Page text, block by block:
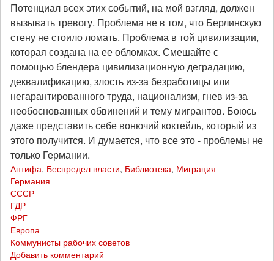
Потенциал всех этих событий, на мой взгляд, должен
вызывать тревогу. Проблема не в том, что Берлинскую
стену не стоило ломать. Проблема в той цивилизации,
которая создана на ее обломках. Смешайте с
помощью блендера цивилизационную деградацию,
деквалификацию, злость из-за безработицы или
негарантированного труда, национализм, гнев из-за
необоснованных обвинений и тему мигрантов. Боюсь
даже представить себе вонючий коктейль, который из
этого получится. И думается, что все это - проблемы не
только Германии.
Антифа, Беспредел власти, Библиотека, Миграция
Германия
СССР
ГДР
ФРГ
Европа
Коммунисты рабочих советов
Добавить комментарий